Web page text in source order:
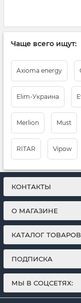
Чаще всего ищут:
Axioma energy
Elim-Украина
Merlion Must
RITAR Vipow
КОНТАКТЫ
О МАГАЗИНЕ
КАТАЛОГ ТОВАРОВ
ПОДПИСКА
МЫ В СОЦСЕТЯХ: